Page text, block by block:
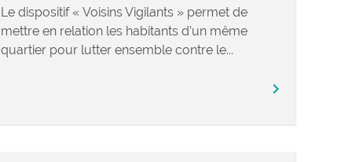
Le dispositif « Voisins Vigilants » permet de
mettre en relation les habitants d’un même
quartier pour lutter ensemble contre le...
chevron_right